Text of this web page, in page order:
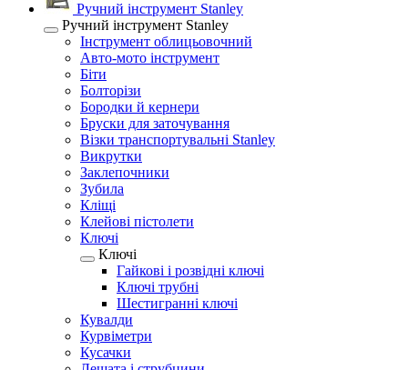
Ручний інструмент Stanley
Ручний інструмент Stanley
Інструмент облицьовочний
Авто-мото інструмент
Біти
Болторізи
Бородки й кернери
Бруски для заточування
Візки транспортувальні Stanley
Викрутки
Заклепочники
Зубила
Кліщі
Клейові пістолети
Ключі
Ключі
Гайкові і розвідні ключі
Ключі трубні
Шестигранні ключі
Кувалди
Курвіметри
Кусачки